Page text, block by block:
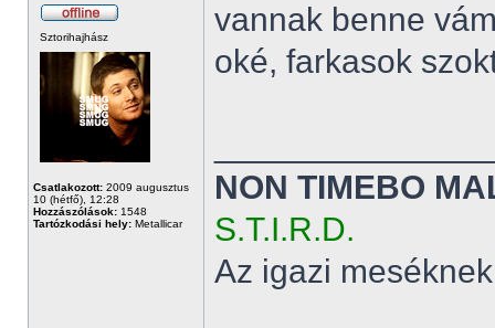
Sztorihajhász
Csatlakozott: 2009 augusztus
10 (hétfő), 12:28
Hozzászólások: 1548
Tartózkodási hely: Metallicar
vannak benne
oké, farkasok
NON TIMEBO
S.T.I.R.D.
Az igazi